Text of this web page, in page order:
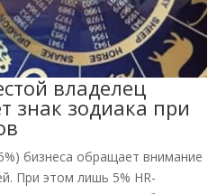
владелец
знак зодиака при
бизнеса обращает внимание
При этом лишь 5% HR-